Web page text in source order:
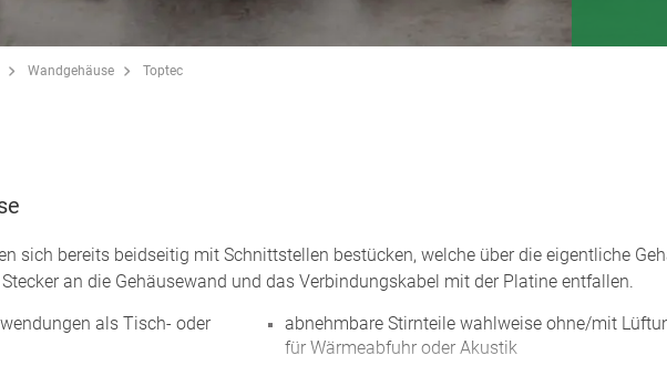
Wandgehäuse Toptec
sich bereits beidseitig mit Schnittstellen bestücken, welche über die eigentliche
an die Gehäusewand und das Verbindungskabel mit der Platine entfallen.
als Tisch- oder
abnehmbare Stirnteile wahlweise ohne/mit
für Wärmeabfuhr oder Akustik